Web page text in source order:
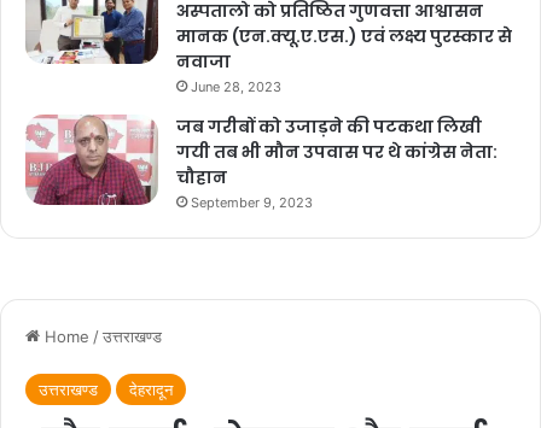
अस्पतालो को प्रतिष्ठित गुणवत्ता आश्वासन
मानक (एन.क्यू.ए.एस.) एवं लक्ष्य पुरस्कार से
नवाजा
June 28, 2023
जब गरीबों को उजाड़ने की पटकथा लिखी
गयी तब भी मौन उपवास पर थे कांग्रेस नेता:
चौहान
September 9, 2023